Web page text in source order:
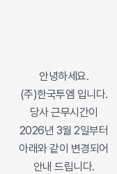
안녕하세요.
(주)한국투엠 입니다.
당사 근무시간이
2026년 3월 2일부터
아래와 같이 변경되어
안내 드립니다.